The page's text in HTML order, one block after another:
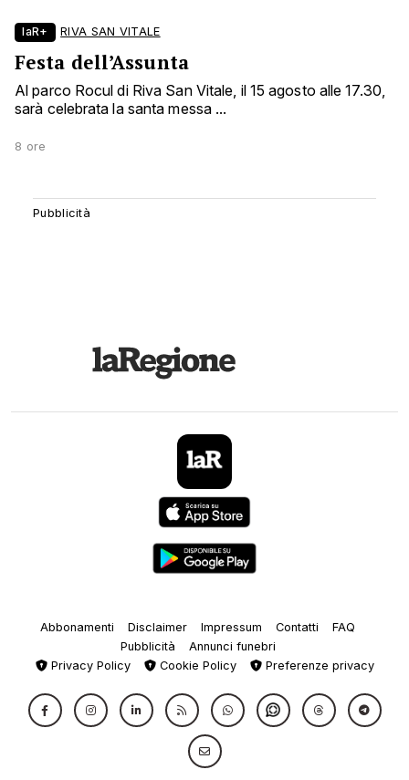
laR+ RIVA SAN VITALE
Festa dell’Assunta
Al parco Rocul di Riva San Vitale, il 15 agosto alle 17.30,
sarà celebrata la santa messa ...
8 ore
Abbonamenti Disclaimer Impressum Contatti
FAQ
Pubblicità
Annunci funebri
Privacy Policy
Cookie Policy Preferenze privacy